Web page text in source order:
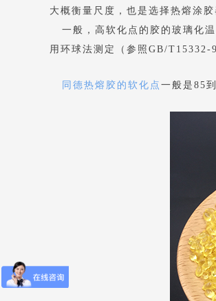
大概衡量尺度，也是选择热熔涂胶
一般，高软化点的胶的玻璃化温
用环球法测定
（参照 GB/T15332-
同德热熔胶的软化点 一般是85